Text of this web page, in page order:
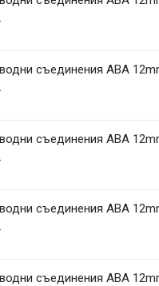
съединения ABA
съединения ABA
съединения ABA
съединения ABA